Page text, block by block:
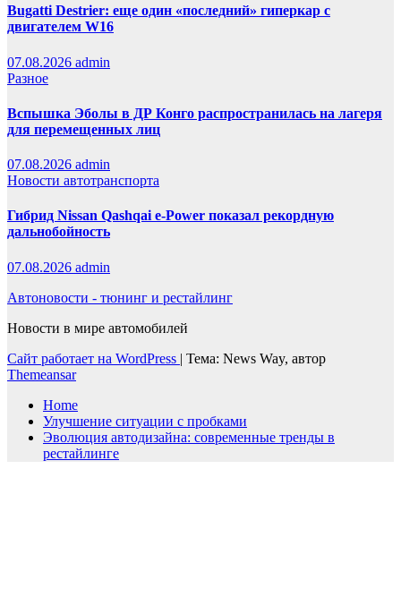
Bugatti Destrier: еще один «последний» гиперкар с
двигателем W16
07.08.2026 admin
Разное
Вспышка Эболы в ДР Конго распространилась на лагеря
для перемещенных лиц
07.08.2026 admin
Новости автотранспорта
Гибрид Nissan Qashqai e-Power показал рекордную
дальнобойность
07.08.2026 admin
Автоновости - тюнинг и рестайлинг
Новости в мире автомобилей
Сайт работает на WordPress | Тема: News Way, автор
Themeansar
Home
Улучшение ситуации с пробками
Эволюция автодизайна: современные тренды в
рестайлинге